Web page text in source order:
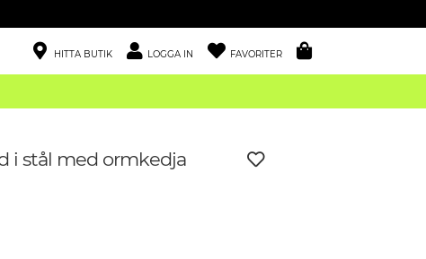
HITTA BUTIK LOGGA IN FAVORITER
i stål med ormkedja